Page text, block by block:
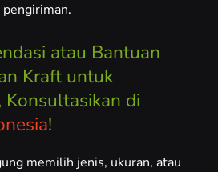
atau Bantuan
Kraft untuk
Konsultasikan di
!
memilih jenis, ukuran, atau